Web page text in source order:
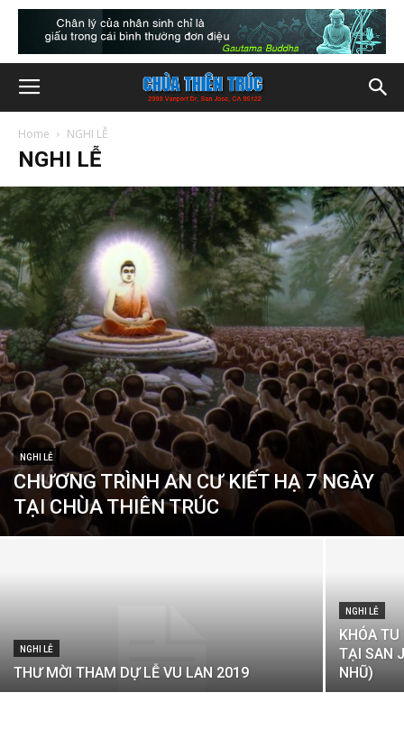
Home NGHI LỄ
NGHI LỄ
NGHI LỄ
CHƯƠNG TRÌNH AN CƯ KIẾT HẠ 7 NGÀY
TẠI CHÙA THIÊN TRÚC
NGHI LỄ
THƯ MỜI THAM DỰ LỄ VU LAN 2019
NGHI LỄ
KHÓA
TẠI SAN
NHŨ)